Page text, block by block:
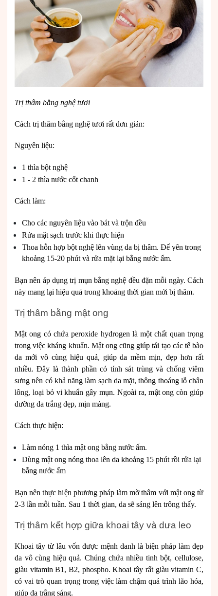
Trị thâm bằng nghệ tươi
Cách trị thâm bằng nghệ tươi rất đơn giản:
Nguyên liệu:
1 thìa bột nghệ
1 - 2 thìa nước cốt chanh
Cách làm:
Cho các nguyên liệu vào bát và trộn đều
Rửa mặt sạch trước khi thực hiện
Thoa hỗn hợp bột nghệ lên vùng da bị thâm. Để yên trong
khoảng 15-20 phút và rửa mặt lại bằng nước ấm.
Bạn nên áp dụng trị mụn bằng nghệ đều đặn mỗi ngày. Cách
này mang lại hiệu quả trong khoảng thời gian mới bị thâm.
Trị thâm bằng mật ong
Mật ong có chứa peroxide hydrogen là một chất quan trọng
trong việc kháng khuẩn. Mật ong cũng giúp tái tạo các tế bào
da mới vô cùng hiệu quả, giúp da mềm mịn, đẹp hơn rất
nhiều. Đây là thành phần có tính sát trùng và chống viêm
sưng nên có khả năng làm sạch da mặt,thông thoáng lỗ chân
lông, loại bỏ vi khuẩn gây mụn. Ngoài ra, mật ong còn giúp
dưỡng da trắng đẹp, mịn màng.
Cách thực hiện:
Làm nóng 1 thìa mật ong bằng nước ấm.
Dùng mật ong nóng thoa lên da khoảng 15 phút rồi rửa lại
bằng nước ấm
Bạn nên thực hiện phương pháp làm mờ thâm với mật ong từ
2-3 lần mỗi tuần. Sau 1 thời gian, da sẽ sáng lên trông thấy.
Trị thâm kết hợp giữa khoai tây và dưa leo
Khoai tây từ lâu vốn được mệnh danh là biện pháp làm đẹp
da vô cùng hiệu quả. Chúng chứa nhiều tinh bột, cellulose,
giàu vitamin B1, B2, phospho. Khoai tây rất giàu vitamin C,
có vai trò quan trọng trong việc làm chậm quá trình lão hóa,
giúp da trắng sáng.